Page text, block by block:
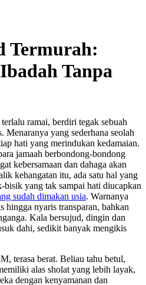
Termurah:
Tanpa
ramai, berdiri tegak sebuah
yang sederhana seolah
hati yang merindukan kedamaian.
jamaah berbondong-bondong
kebersamaan dan dahaga akan
kehangatan itu, ada satu hal yang
yang tak sampai hati diucapkan
sudah dimakan usia. Warnanya
hingga nyaris transparan, bahkan
Kala bersujud, dingin dan
dahi, sedikit banyak mengikis
terasa berat. Beliau tahu betul,
alas sholat yang lebih layak,
dengan kenyamanan dan